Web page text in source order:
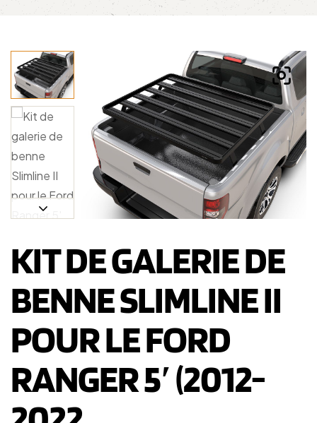
KIT DE GALERIE DE
BENNE SLIMLINE II
POUR LE FORD
RANGER 5′ (2012-